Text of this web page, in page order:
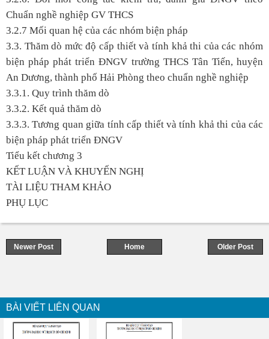
Chuẩn nghề nghiệp GV THCS
3.2.7 Mối quan hệ của các nhóm biện pháp
3.3. Thăm dò mức độ cấp thiết và tính khả thi của các nhóm
biện pháp phát triển ĐNGV trường THCS Tân Tiến, huyện
An Dương, thành phố Hải Phòng theo chuẩn nghề nghiệp
3.3.1. Quy trình thăm dò
3.3.2. Kết quả thăm dò
3.3.3. Tương quan giữa tính cấp thiết và tính khả thi của các
biện pháp phát triển ĐNGV
Tiểu kết chương 3
KẾT LUẬN VÀ KHUYẾN NGHỊ
TÀI LIỆU THAM KHẢO
PHỤ LỤC
Newer Post Older Post
Home
BÀI VIẾT LIÊN QUAN